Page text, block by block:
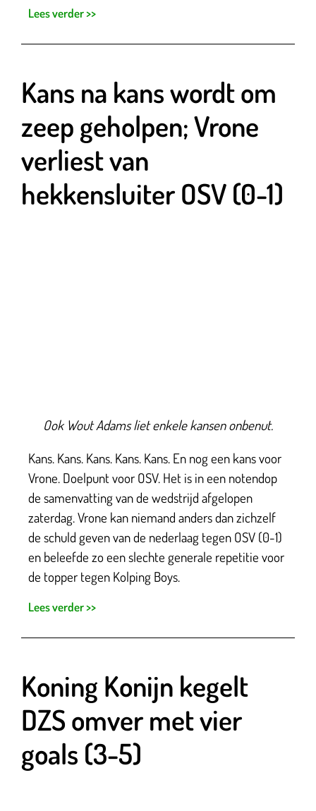
Lees verder >>
Kans na kans wordt om
zeep geholpen; Vrone
verliest van
hekkensluiter OSV (0-1)
Ook Wout Adams liet enkele kansen onbenut.
Kans. Kans. Kans. Kans. Kans. En nog een kans voor
Vrone. Doelpunt voor OSV. Het is in een notendop
de samenvatting van de wedstrijd afgelopen
zaterdag. Vrone kan niemand anders dan zichzelf
de schuld geven van de nederlaag tegen OSV (0-1)
en beleefde zo een slechte generale repetitie voor
de topper tegen Kolping Boys.
Lees verder >>
Koning Konijn kegelt
DZS omver met vier
goals (3-5)